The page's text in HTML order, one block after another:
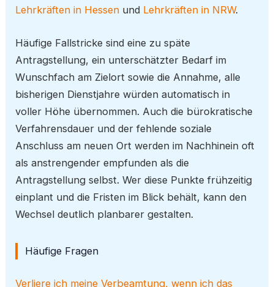
Lehrkräften in Hessen und Lehrkräften in NRW.
Häufige Fallstricke sind eine zu späte
Antragstellung, ein unterschätzter Bedarf im
Wunschfach am Zielort sowie die Annahme, alle
bisherigen Dienstjahre würden automatisch in
voller Höhe übernommen. Auch die bürokratische
Verfahrensdauer und der fehlende soziale
Anschluss am neuen Ort werden im Nachhinein oft
als anstrengender empfunden als die
Antragstellung selbst. Wer diese Punkte frühzeitig
einplant und die Fristen im Blick behält, kann den
Wechsel deutlich planbarer gestalten.
Häufige Fragen
Verliere ich meine Verbeamtung, wenn ich das